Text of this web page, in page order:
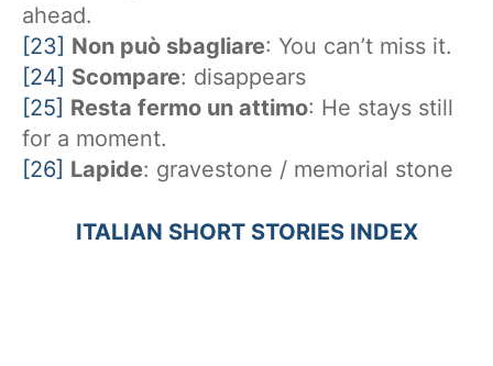
ahead.
[23]
Non può sbagliare: You can’t miss it.
[24]
Scompare: disappears
[25]
Resta fermo un attimo: He stays still
for a moment.
[26] Lapide: gravestone / memorial stone
ITALIAN SHORT STORIES INDEX